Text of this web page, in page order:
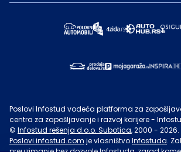
Poslovi Infostud vodeća platforma za
centra za zapošljavanje i razvoj karijere -
© Infostud rešenja d.o.o. Subotica, 2000 - 2026
Poslovi.infostud.com je vlasništvoInfostuda.
preuzimanje bez dozvoleInfostuda, zarad